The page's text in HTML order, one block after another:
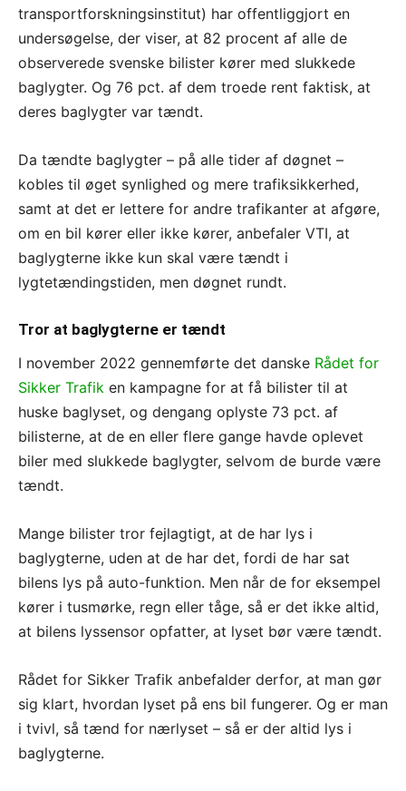
transportforskningsinstitut) har offentliggjort en
undersøgelse, der viser, at 82 procent af alle de
observerede svenske bilister kører med slukkede
baglygter. Og 76 pct. af dem troede rent faktisk, at
deres baglygter var tændt.
Da tændte baglygter – på alle tider af døgnet –
kobles til øget synlighed og mere trafiksikkerhed,
samt at det er lettere for andre trafikanter at afgøre,
om en bil kører eller ikke kører, anbefaler VTI, at
baglygterne ikke kun skal være tændt i
lygtetændingstiden, men døgnet rundt.
Tror at baglygterne er tændt
I november 2022 gennemførte det danske Rådet for
Sikker Trafik en kampagne for at få bilister til at
huske baglyset, og dengang oplyste 73 pct. af
bilisterne, at de en eller flere gange havde oplevet
biler med slukkede baglygter, selvom de burde være
tændt.
Mange bilister tror fejlagtigt, at de har lys i
baglygterne, uden at de har det, fordi de har sat
bilens lys på auto-funktion. Men når de for eksempel
kører i tusmørke, regn eller tåge, så er det ikke altid,
at bilens lyssensor opfatter, at lyset bør være tændt.
Rådet for Sikker Trafik anbefalder derfor, at man gør
sig klart, hvordan lyset på ens bil fungerer. Og er man
i tvivl, så tænd for nærlyset – så er der altid lys i
baglygterne.